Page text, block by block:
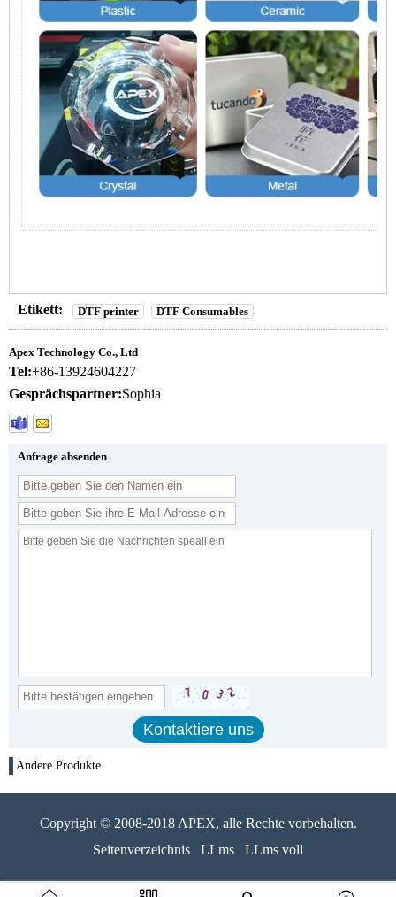
Etikett: DTF printer DTF Consumables
Apex Technology Co., Ltd
Tel:+86-13924604227
Gesprächspartner:Sophia
Anfrage absenden
Andere Produkte
Copyright © 2008-2018 APEX, alle Rechte vorbehalten.
Seitenverzeichnis
LLms LLms voll